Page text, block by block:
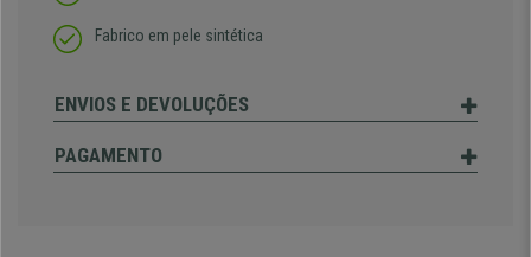
Fabrico em pele sintética
ENVIOS E DEVOLUÇÕES
PAGAMENTO